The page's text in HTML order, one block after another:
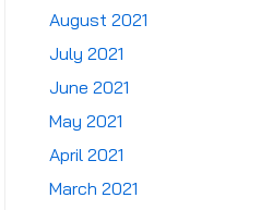
August 2021
July 2021
June 2021
May 2021
April 2021
March 2021